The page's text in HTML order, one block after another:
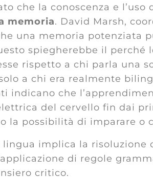
che la conoscenza e
memoria. David Marsh,
una memoria potenziata
spiegherebbe il perché
rispetto a chi parla una
a chi era realmente
indicano che
del cervello fin dai
la possibilità di imparare o
implica la
di regole
critico.